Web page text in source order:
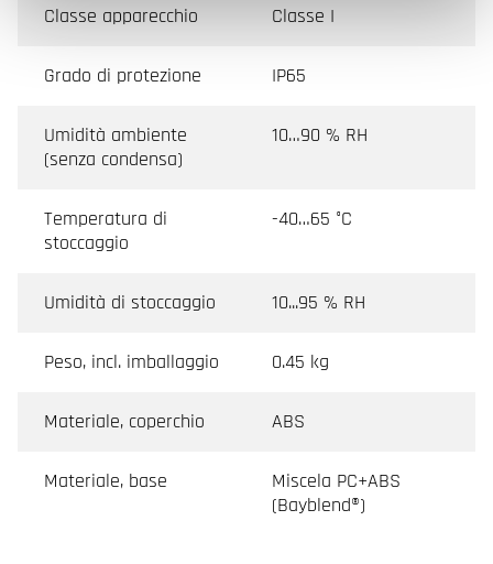
Classe apparecchio Classe I
Grado di protezione IP65
Umidità ambiente
(senza condensa)
10…90 % RH
Temperatura di
stoccaggio
-40…65 °C
Umidità di stoccaggio 10...95 % RH
Peso, incl. imballaggio 0.45 kg
Materiale, coperchio ABS
Materiale, base
Miscela PC+ABS
(Bayblend®)